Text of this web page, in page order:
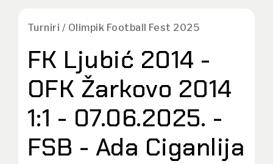
Turniri / Olimpik Football Fest 2025
FK Ljubić 2014 -
OFK Žarkovo 2014
1:1 - 07.06.2025. -
FSB - Ada Ciganlija